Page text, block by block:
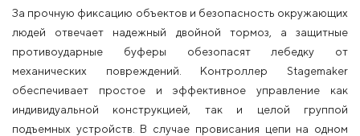
За прочную фиксацию объектов и безопасность окружающих
людей отвечает надежный двойной тормоз, а защитные
противоударные буферы обезопасят лебедку от
механических повреждений. Контроллер Stagemaker
обеспечивает простое и эффективное управление как
индивидуальной конструкцией, так и целой группой
подъемных устройств. В случае провисания цепи на одном